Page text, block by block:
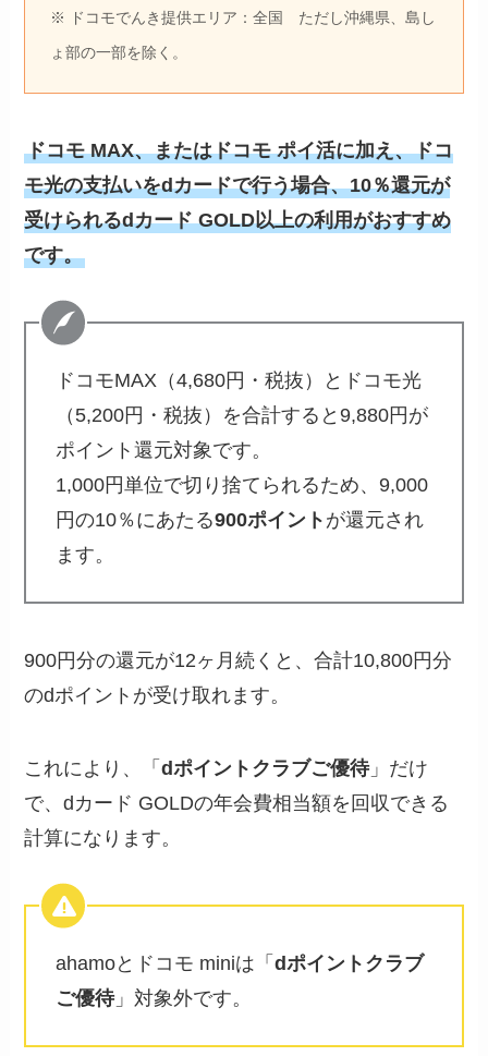
※ ドコモでんき提供エリア：全国 ただし沖縄県、島し
ょ部の一部を除く。
ドコモ MAX、またはドコモ ポイ活に加え、ドコ
モ光の支払いをdカードで行う場合、10％還元が
受けられるdカード GOLD以上の利用がおすすめ
です。
ドコモMAX（4,680円・税抜）とドコモ光
（5,200円・税抜）を合計すると9,880円が
ポイント還元対象です。
1,000円単位で切り捨てられるため、9,000
円の10％にあたる900ポイント が還元され
ます。
900円分の還元が12ヶ月続くと、合計10,800円分
のdポイントが受け取れます。
これにより、「dポイントクラブご優待」だけ
で、dカード GOLDの年会費相当額を回収できる
計算になります。
ahamoとドコモ miniは「dポイントクラブ
ご優待」対象外です。